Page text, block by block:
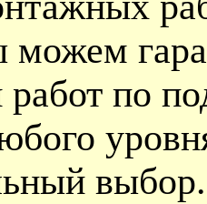
по
выбор.